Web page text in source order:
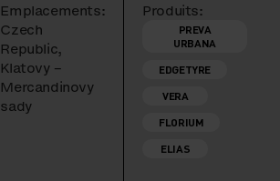
Emplacements:
Czech
Republic,
Klatovy –
Mercandinovy
sady
Produits:
PREVA
URBANA
EDGETYRE
VERA
FLORIUM
ELIAS